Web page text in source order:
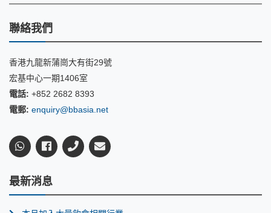
聯絡我們
香港九龍新蒲崗大有街29號
宏基中心一期1406室
電話: +852 2682 8393
電郵: enquiry@bbasia.net
最新消息